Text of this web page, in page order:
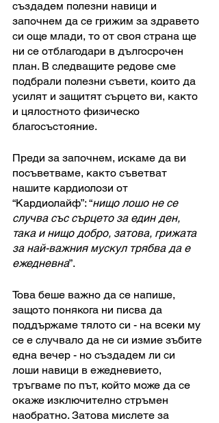
създадем полезни навици и
започнем да се грижим за здравето
си още млади, то от своя страна ще
ни се отблагодари в дългосрочен
план. В следващите редове сме
подбрали полезни съвети, които да
усилят и защитят сърцето ви, както
и цялостното физическо
благосъстояние.
Преди за започнем, искаме да ви
посъветваме, както съветват
нашите кардиолози от
“Кардиолайф”: “нищо лошо не се
случва със сърцето за един ден,
така и нищо добро, затова, грижата
за най-важния мускул трябва да е
ежедневна”.
Това беше важно да се напише,
защото понякога ни писва да
поддържаме тялото си - на всеки му
се е случвало да не си измие зъбите
една вечер - но създадем ли си
лоши навици в ежедневието,
тръгваме по път, който може да се
окаже изключително стръмен
наобратно. Затова мислете за